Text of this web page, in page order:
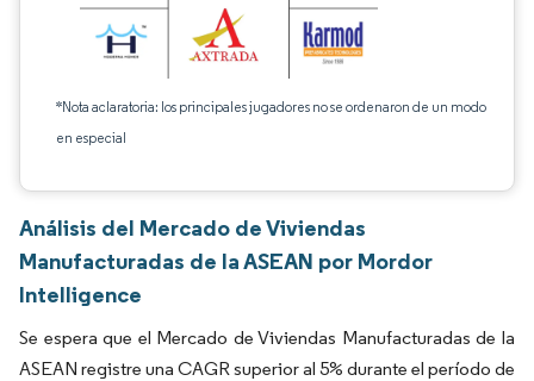
*Nota aclaratoria: los principales jugadores no se ordenaron de un modo
en especial
Análisis del Mercado de Viviendas
Manufacturadas de la ASEAN por Mordor
Intelligence
Se espera que el Mercado de Viviendas Manufacturadas de la
ASEAN registre una CAGR superior al 5% durante el período de